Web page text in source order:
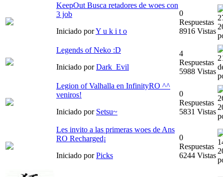
KeepOut Busca retadores de woes con
3 job
Iniciado porY u k i t o
0
Respuestas
8916 Vistas
Legends of Neko :D
Iniciado porDark_Evil
4
Respuestas
5988 Vistas
Legion of Valhalla en InfinityRO ^^
veniros!
Iniciado por Setsu~
0
Respuestas
5831 Vistas
Les invito a las primeras woes de Ans
RO Recharged¡
Iniciado porPicks
0
Respuestas
6244 Vistas